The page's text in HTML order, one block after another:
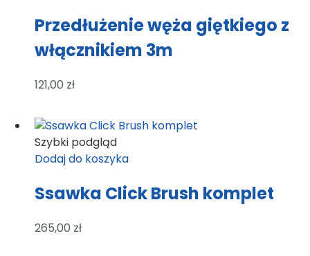
Przedłużenie węża giętkiego z
włącznikiem 3m
121,00 zł
Szybki podgląd
Dodaj do koszyka
Ssawka Click Brush komplet
265,00 zł